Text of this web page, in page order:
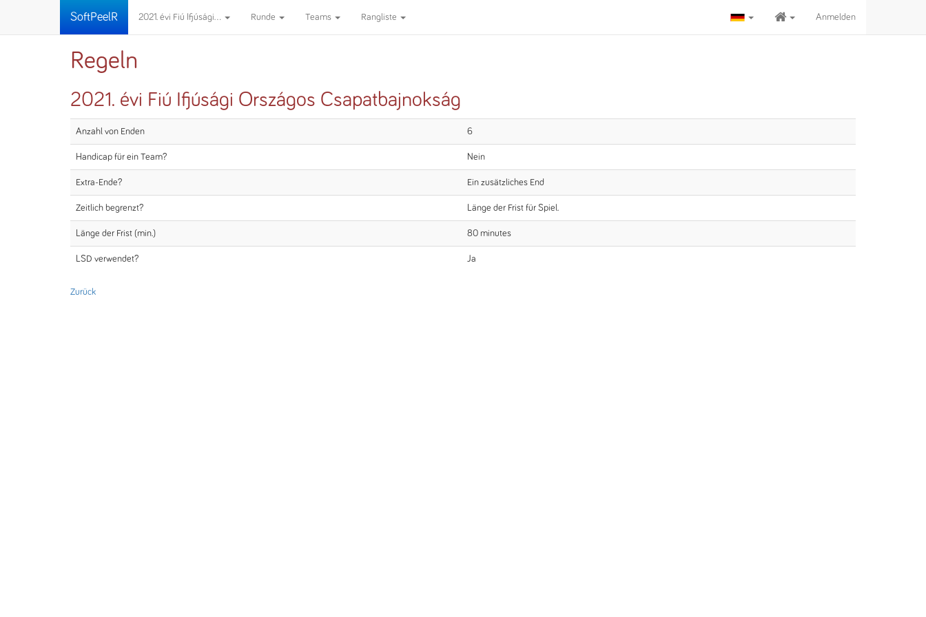
SoftPeelR 2021. évi Fiú Ifjúsági... Runde Teams Rangliste Anmelden
Regeln
2021. évi Fiú Ifjúsági Országos Csapatbajnokság
Anzahl von Enden 6
Handicap für ein Team? Nein
Extra-Ende? Ein zusätzliches End
Zeitlich begrenzt? Länge der Frist für Spiel.
Länge der Frist (min.) 80 minutes
LSD verwendet? Ja
Zurück